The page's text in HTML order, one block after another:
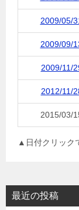
2009/05/
2009/09/
2009/11/
2012/11/
2015/03/
▲日付クリック
最近の投稿